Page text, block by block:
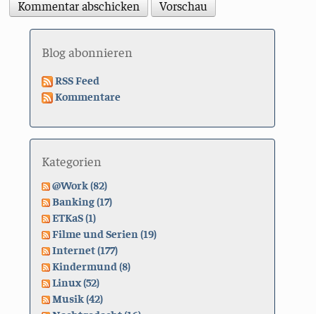
Blog abonnieren
RSS Feed
Kommentare
Kategorien
@Work (82)
Banking (17)
ETKaS (1)
Filme und Serien (19)
Internet (177)
Kindermund (8)
Linux (52)
Musik (42)